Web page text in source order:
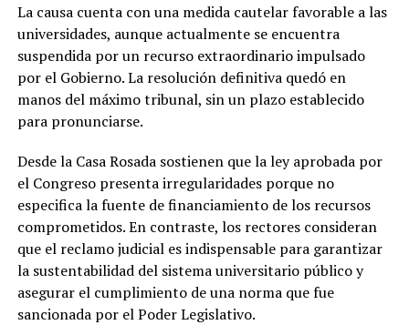
La causa cuenta con una medida cautelar favorable a las
universidades, aunque actualmente se encuentra
suspendida por un recurso extraordinario impulsado
por el Gobierno. La resolución definitiva quedó en
manos del máximo tribunal, sin un plazo establecido
para pronunciarse.
Desde la Casa Rosada sostienen que la ley aprobada por
el Congreso presenta irregularidades porque no
especifica la fuente de financiamiento de los recursos
comprometidos. En contraste, los rectores consideran
que el reclamo judicial es indispensable para garantizar
la sustentabilidad del sistema universitario público y
asegurar el cumplimiento de una norma que fue
sancionada por el Poder Legislativo.